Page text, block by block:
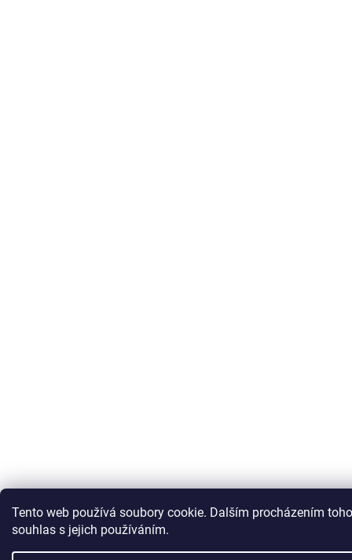
Tento web používá soubory cookie. Dalším procházením
souhlas s jejich používáním.